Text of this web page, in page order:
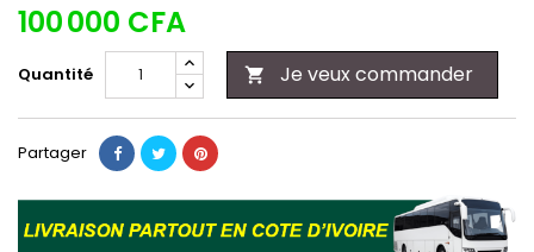
100 000 CFA
Quantité  Je veux commander
Partager